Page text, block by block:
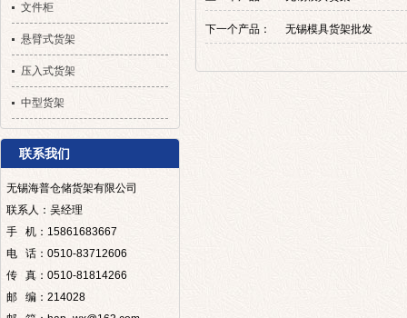
下一个产品： 无锡模具货架批发
文件柜
悬臂式货架
压入式货架
中型货架
联系我们
无锡海普仓储货架有限公司
联系人：吴经理
手 机：15861683667
电 话：0510-83712606
传 真：0510-81814266
邮 编：214028